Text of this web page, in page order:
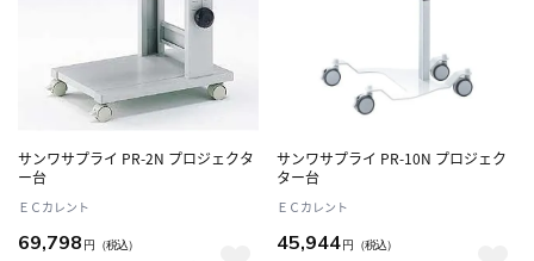
サンワサプライ PR-2N プロジェクタ
ー台
ＥＣカレント
69,798 円 （税込）
サンワサプライ PR-10N プロジェク
ター台
ＥＣカレント
45,944円 （税込）